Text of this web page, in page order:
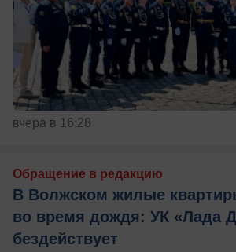
вчера в 16:28
Обращение в редакцию
В Волжском жилые
во время дождя: УК «Лада
бездействует